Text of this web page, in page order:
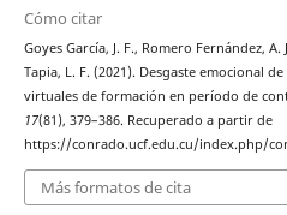
Cómo citar
Goyes García, J. F., Romero Fernández,
Tapia, L. F. (2021). Desgaste emocional
virtuales de formación en período de
17(81), 379–386. Recuperado a partir de
https://conrado.ucf.edu.cu/index.php/
Más formatos de cita